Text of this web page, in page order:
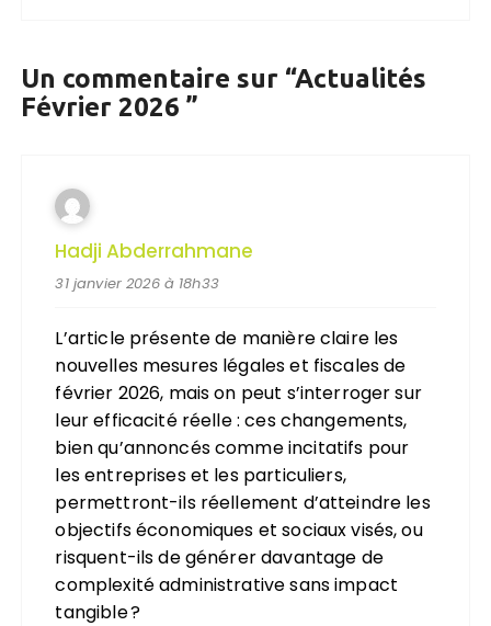
Un commentaire sur “Actualités
Février 2026”
Hadji Abderrahmane
31 janvier 2026 à 18h33
L’article présente de manière claire les
nouvelles mesures légales et fiscales de
février 2026, mais on peut s’interroger sur
leur efficacité réelle : ces changements,
bien qu’annoncés comme incitatifs pour
les entreprises et les particuliers,
permettront-ils réellement d’atteindre les
objectifs économiques et sociaux visés, ou
risquent-ils de générer davantage de
complexité administrative sans impact
tangible ?